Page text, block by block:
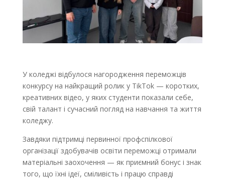
У коледжі відбулося нагородження переможців
конкурсу на найкращий ролик у TikTok — коротких,
креативних відео, у яких студенти показали себе,
свій талант і сучасний погляд на навчання та життя
коледжу.
Завдяки підтримці первинної профспілкової
організації здобувачів освіти переможці отримали
матеріальні заохочення — як приємний бонус і знак
того, що їхні ідеї, сміливість і працю справді